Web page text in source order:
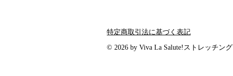
特定商取引法に基づく表記
© 2026 by Viva La Salute!ストレッチング